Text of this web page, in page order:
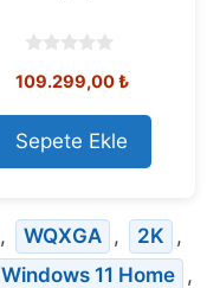
o
t
o
f
5
109.299,00₺
Sepete Ekle
, WQXGA , 2K
,
Windows 11 Home ,